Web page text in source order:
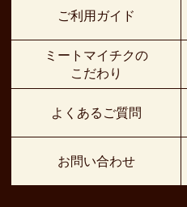
ご利用ガイド
ミートマイチクの
こだわり
よくあるご質問
お問い合わせ